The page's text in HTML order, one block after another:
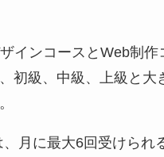
インコースとWeb制作
初級、中級、上級と大
月に最大6回受けられ